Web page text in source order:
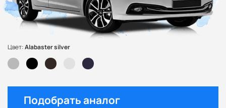
Цвет:Alabaster silver
Подобрать аналог